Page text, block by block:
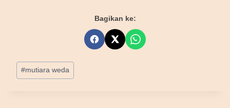
Bagikan ke:
Post
Tags:
#mutiara weda